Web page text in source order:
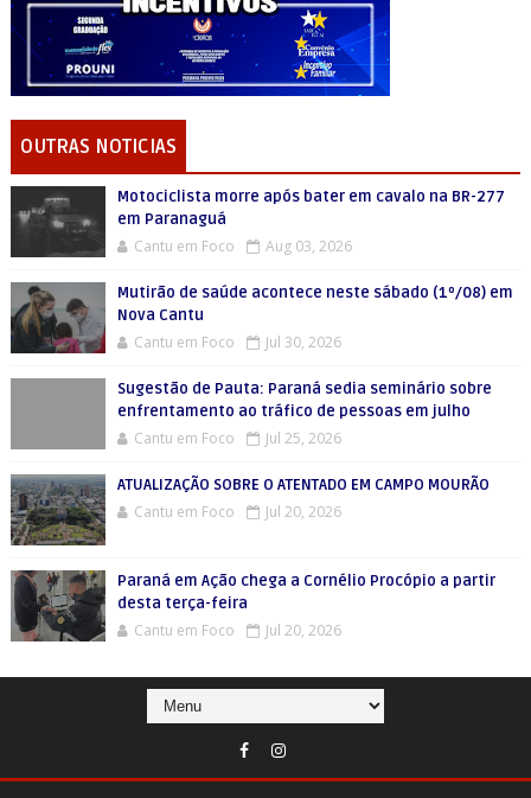
OUTRAS NOTICIAS
Motociclista morre após bater em cavalo na BR-277
em Paranaguá
Cantu em Foco Aug 03, 2026
Mutirão de saúde acontece neste sábado (1º/08) em
Nova Cantu
Cantu em Foco Jul 30, 2026
Sugestão de Pauta: Paraná sedia seminário sobre
enfrentamento ao tráfico de pessoas em julho
Cantu em Foco Jul 25, 2026
ATUALIZAÇÃO SOBRE O ATENTADO EM CAMPO MOURÃO
Cantu em Foco Jul 20, 2026
Paraná em Ação chega a Cornélio Procópio a partir
desta terça-feira
Cantu em Foco Jul 20, 2026